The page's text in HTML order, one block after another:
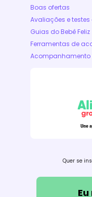
Boas ofertas
Avaliações e
Guias do Bebê Feliz
Ferramentas de
Quer se